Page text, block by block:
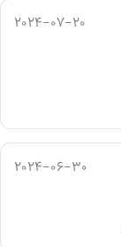
2024-07-20
2024-06-30